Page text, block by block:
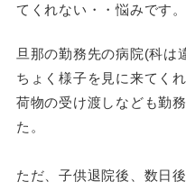
てくれない・・悩みです
旦那の勤務先の病院(科は
ちょく様子を見に来てく
荷物の受け渡しなども勤
た。
ただ、子供退院後、数日